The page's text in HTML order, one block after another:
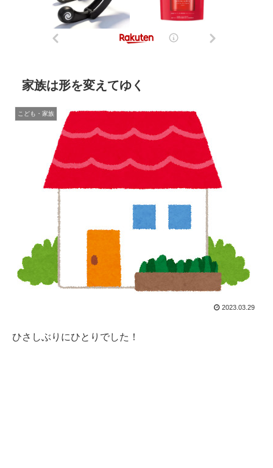
家族は形を変えてゆく
こども・家族
2023.03.29
ひさしぶりにひとりでした！